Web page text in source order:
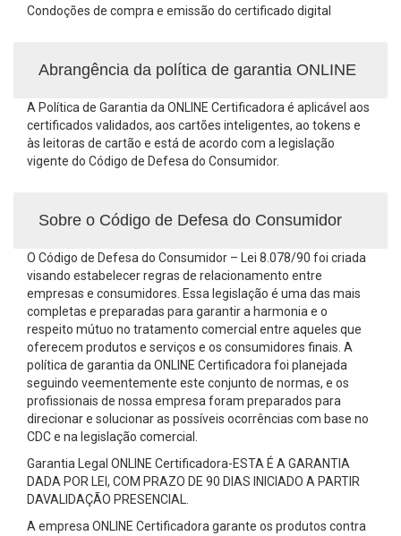
Condoções de compra e emissão do certificado digital
Abrangência da política de garantia ONLINE
A Política de Garantia da ONLINE Certificadora é aplicável aos
certificados validados, aos cartões inteligentes, ao tokens e
às leitoras de cartão e está de acordo com a legislação
vigente do Código de Defesa do Consumidor.
Sobre o Código de Defesa do Consumidor
O Código de Defesa do Consumidor – Lei 8.078/90 foi criada
visando estabelecer regras de relacionamento entre
empresas e consumidores. Essa legislação é uma das mais
completas e preparadas para garantir a harmonia e o
respeito mútuo no tratamento comercial entre aqueles que
oferecem produtos e serviços e os consumidores finais. A
política de garantia da ONLINE Certificadora foi planejada
seguindo veementemente este conjunto de normas, e os
profissionais de nossa empresa foram preparados para
direcionar e solucionar as possíveis ocorrências com base no
CDC e na legislação comercial.
Garantia Legal ONLINE Certificadora-ESTA É A GARANTIA
DADA POR LEI, COM PRAZO DE 90 DIAS INICIADO A PARTIR
DAVALIDAÇÃO PRESENCIAL.
A empresa ONLINE Certificadora garante os produtos contra